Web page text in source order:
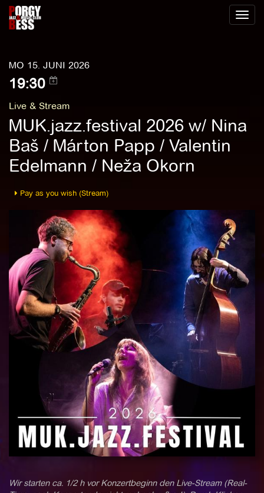
Toggle
MO 15. JUNI 2026
19:30
Live & Stream
MUK.jazz.festival 2026 w/ Nina
Baš / Márton Papp / Valentin
Edelmann / Neža Okorn
Pay as you wish (Stream)
Wir starten ca. 1/2 h vor Konzertbeginn den Live-Stream (Real-